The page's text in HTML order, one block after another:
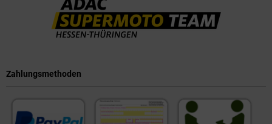
Zahlungsmethoden